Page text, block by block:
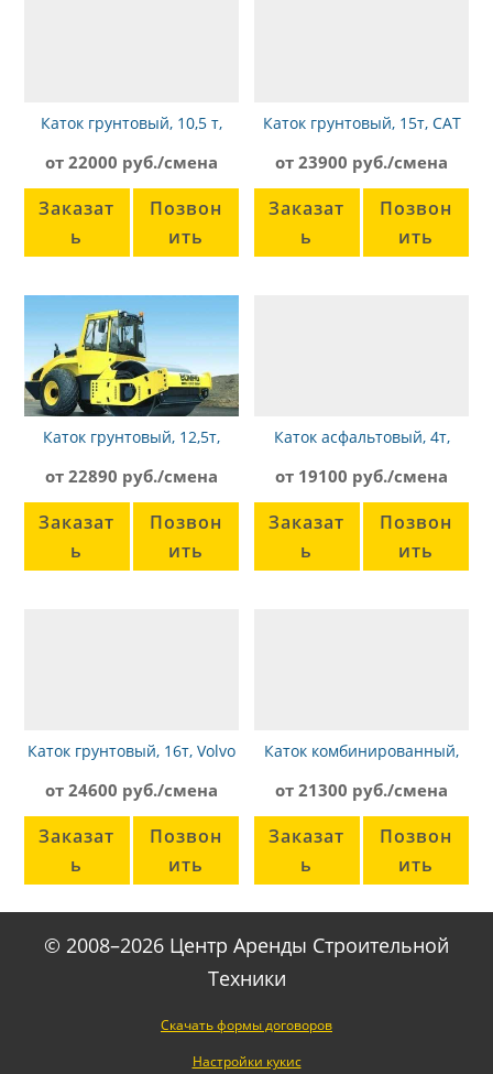
Каток грунтовый, 10,5 т,
от 22000 руб./смена
Заказат
ь
Позвон
ить
Каток грунтовый, 15т, CAT
от 23900 руб./смена
Заказат
ь
Позвон
ить
Каток грунтовый, 12,5т,
от 22890 руб./смена
Заказат
ь
Позвон
ить
Каток асфальтовый, 4т,
от 19100 руб./смена
Заказат
ь
Позвон
ить
Каток грунтовый, 16т, Volvo
от 24600 руб./смена
Заказат
ь
Позвон
ить
Каток комбинированный,
от 21300 руб./смена
Заказат
ь
Позвон
ить
© 2008–2026 Центр Аренды Строительной
Техники
Скачать формы договоров
Настройки кукис